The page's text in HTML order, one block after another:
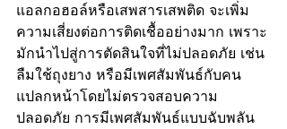
แอลกอฮอล์หรือเสพสารเสพติด จะเพิ่ม
ความเสี่ยงต่อการติดเชื้ออย่างมาก เพราะ
มักนำไปสู่การตัดสินใจที่ไม่ปลอดภัย เช่น
ลืมใช้ถุงยาง หรือมีเพศสัมพันธ์กับคน
แปลกหน้าโดยไม่ตรวจสอบความ
ปลอดภัย การมีเพศสัมพันธ์แบบฉับพลัน